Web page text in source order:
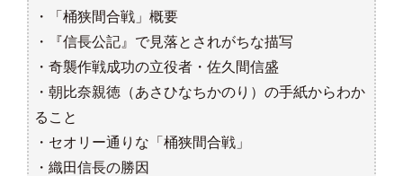
・「桶狭間合戦」概要
・『信長公記』で見落とされがちな描写
・奇襲作戦成功の立役者・佐久間信盛
・朝比奈親徳（あさひなちかのり）の手紙からわか
ること
・セオリー通りな「桶狭間合戦」
・織田信長の勝因